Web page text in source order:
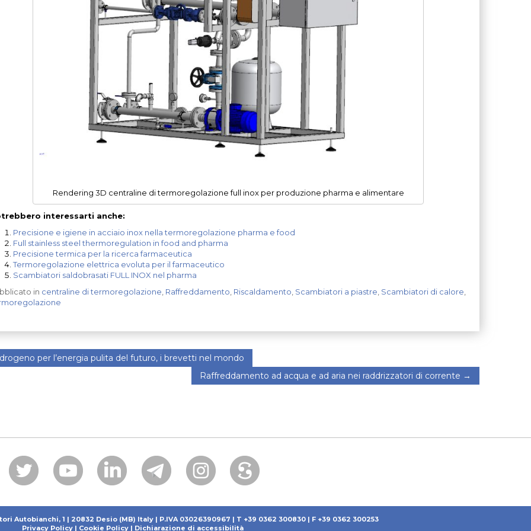
Rendering 3D centraline di termoregolazione full inox per produzione pharma e alimentare
interessarti anche:
Precisione e igiene in acciaio inox nella termoregolazione pharma e food
Full stainless steel thermoregulation in food and pharma
Precisione termica per la ricerca farmaceutica
Termoregolazione elettrica evoluta per il farmaceutico
Scambiatori saldobrasati FULL INOX nel pharma
in centraline di termoregolazione, Raffreddamento, Riscaldamento, Scambiatori a piastre, Scambiatori di calore,
per l’energia pulita del futuro, i brevetti nel mondo
Raffreddamento ad acqua e ad aria nei raddrizzatori di corrente →
Autobianchi, 1 | 20832 Desio (MB) Italy | P.IVA 03026390967 | T +39 0362 300830 | F +39 0362 300253
Privacy Policy | Cookie Policy | Dichiarazione di accessibilità